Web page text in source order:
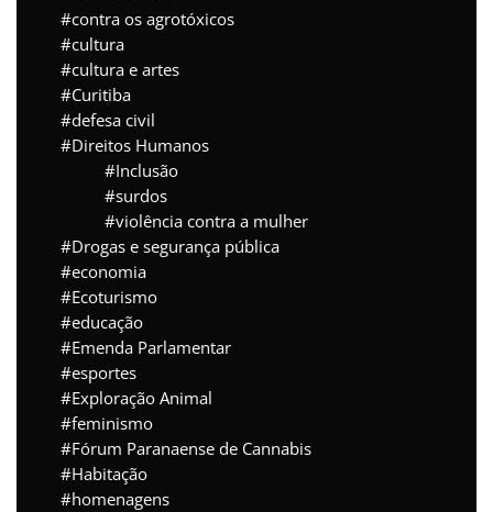
contra os agrotóxicos
cultura
cultura e artes
Curitiba
defesa civil
Direitos Humanos
Inclusão
surdos
violência contra a mulher
Drogas e segurança pública
economia
Ecoturismo
educação
Emenda Parlamentar
esportes
Exploração Animal
feminismo
Fórum Paranaense de Cannabis
Habitação
homenagens